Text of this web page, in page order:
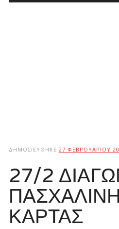
ΔΗΜΟΣΙΕΎΘΗΚΕ 27 ΦΕΒΡΟΥΑΡΊΟΥ
27/2
ΚΑΡΤΑΣ